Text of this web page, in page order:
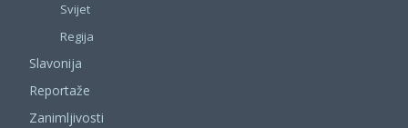
Svijet
Regija
Slavonija
Reportaže
Zanimljivosti